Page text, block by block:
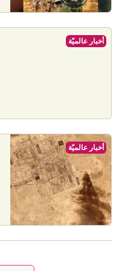
أخبار عالميّة
أخبار عالميّة